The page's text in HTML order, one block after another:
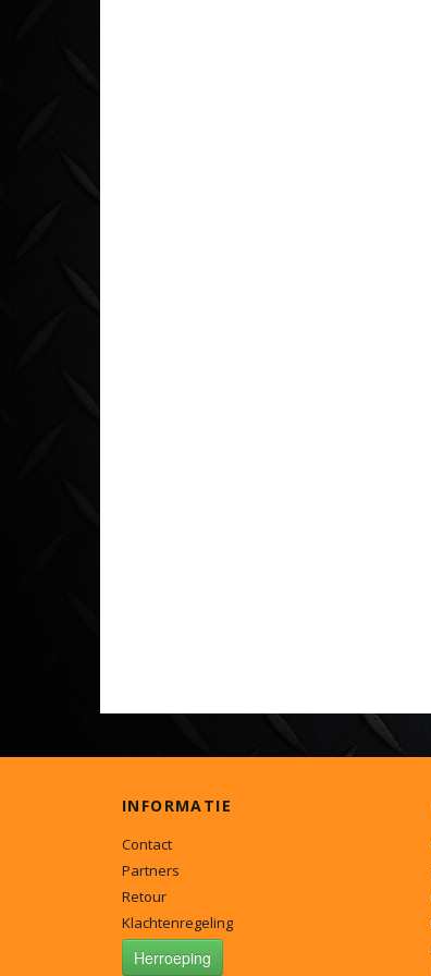
INFORMATIE
Contact
Partners
Retour
Klachtenregeling
Herroeping